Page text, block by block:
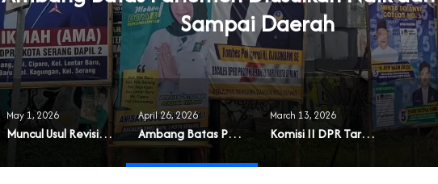
Sampai Daerah
May 1, 2026
Muncul Usul Revisi UU Parpol
April 26, 2026
Ambang Batas Parlemen Diusulkan Naik dan Berlaku Sampai Daerah
March 13, 2026
Komisi II DPR Targetkan RUU Pilkada Rampung 2026